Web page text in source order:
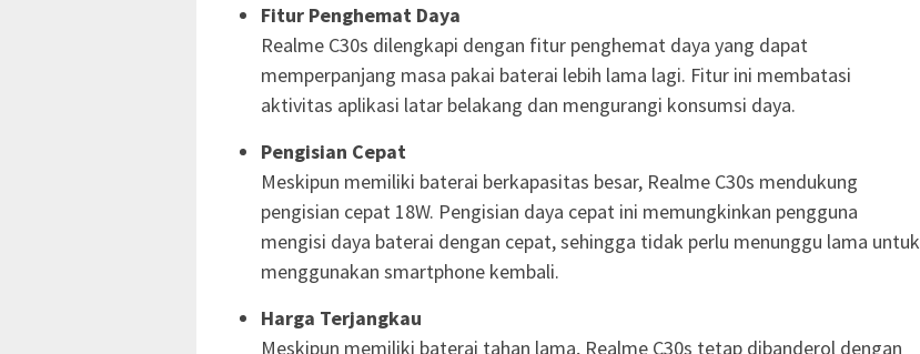
Fitur Penghemat Daya
Realme C30s dilengkapi dengan fitur penghemat daya yang dapat
memperpanjang masa pakai baterai lebih lama lagi. Fitur ini membatasi
aktivitas aplikasi latar belakang dan mengurangi konsumsi daya.
Pengisian Cepat
Meskipun memiliki baterai berkapasitas besar, Realme C30s mendukung
pengisian cepat 18W. Pengisian daya cepat ini memungkinkan pengguna
mengisi daya baterai dengan cepat, sehingga tidak perlu menunggu lama untuk
menggunakan smartphone kembali.
Harga Terjangkau
Meskipun memiliki baterai tahan lama, Realme C30s tetap dibanderol dengan